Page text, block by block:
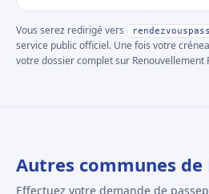
Vous serez redirigé vers
service public officiel. Une fois votre
votre dossier complet sur Renouvellement
Autres communes de
Effectuez votre demande de